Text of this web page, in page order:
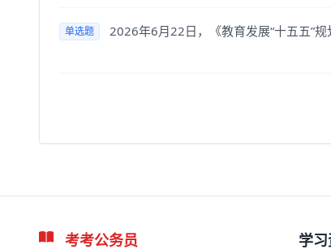
单选题 2026年6月22日，《教育发展“十五五”
考考公务员 学